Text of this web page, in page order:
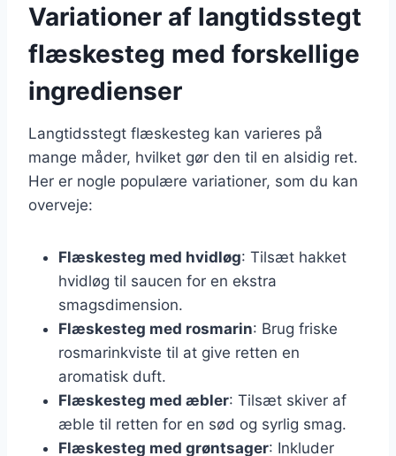
Variationer af langtidsstegt
flæskesteg med forskellige
ingredienser
Langtidsstegt flæskesteg kan varieres på
mange måder, hvilket gør den til en alsidig ret.
Her er nogle populære variationer, som du kan
overveje:
Flæskesteg med hvidløg: Tilsæt hakket
hvidløg til saucen for en ekstra
smagsdimension.
Flæskesteg med rosmarin: Brug friske
rosmarinkviste til at give retten en
aromatisk duft.
Flæskesteg med æbler: Tilsæt skiver af
æble til retten for en sød og syrlig smag.
Flæskesteg med grøntsager: Inkluder